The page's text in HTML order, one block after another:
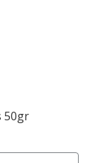
50gr